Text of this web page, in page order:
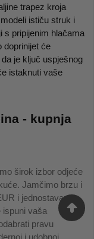
trapez kroja
ističu struk i
s pripijenim hlačama
doprinijet će
je ključ uspješnog
istaknuti vaše
- kupnja
širok izbor odjeće
Jamčimo brzu i
i jednostavan
ispuni vaša
pravu
i udobnoj